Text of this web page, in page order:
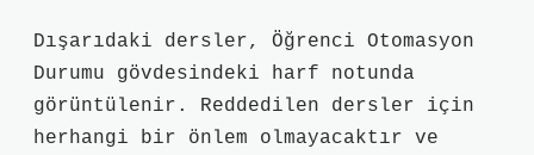
Dışarıdaki dersler, Öğrenci Otomasyon
Durumu gövdesindeki harf notunda
görüntülenir. Reddedilen dersler için
herhangi bir önlem olmayacaktır ve